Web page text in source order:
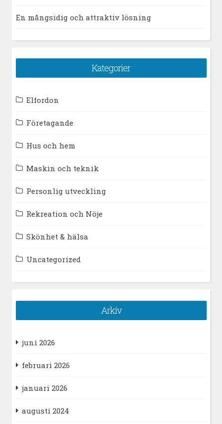
En mångsidig och attraktiv lösning
Kategorier
Elfordon
Företagande
Hus och hem
Maskin och teknik
Personlig utveckling
Rekreation och Nöje
Skönhet & hälsa
Uncategorized
Arkiv
juni 2026
februari 2026
januari 2026
augusti 2024